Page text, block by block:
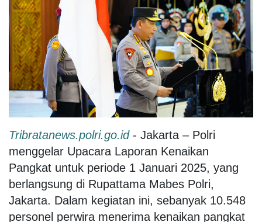
Tribratanews.polri.go.id- Jakarta – Polri
menggelar Upacara Laporan Kenaikan
Pangkat untuk periode 1 Januari 2025, yang
berlangsung di Rupattama Mabes Polri,
Jakarta. Dalam kegiatan ini, sebanyak 10.548
personel perwira menerima kenaikan pangkat